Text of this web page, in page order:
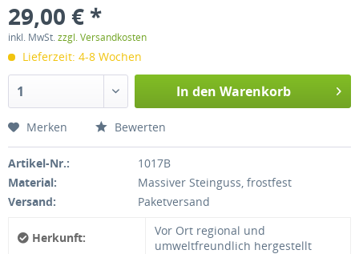
29,00 € *
inkl. MwSt.zzgl. Versandkosten
Lieferzeit: 4-8 Wochen
In den Warenkorb
Merken Bewerten
Artikel-Nr.:
1017B
Material:
Massiver Steinguss, frostfest
Versand:
Paketversand
Herkunft:
Vor Ort regional und
umweltfreundlich hergestellt